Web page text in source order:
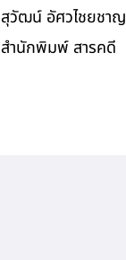
สุวัฒน์ อัศวไชยชาญ
สำนักพิมพ์ สารคดี